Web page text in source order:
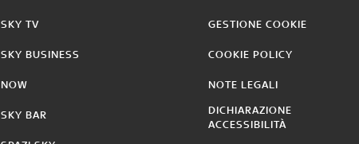
SKY TV
SKY BUSINESS
NOW
SKY BAR
GESTIONE COOKIE
COOKIE POLICY
NOTE LEGALI
DICHIARAZIONE
ACCESSIBILITÀ